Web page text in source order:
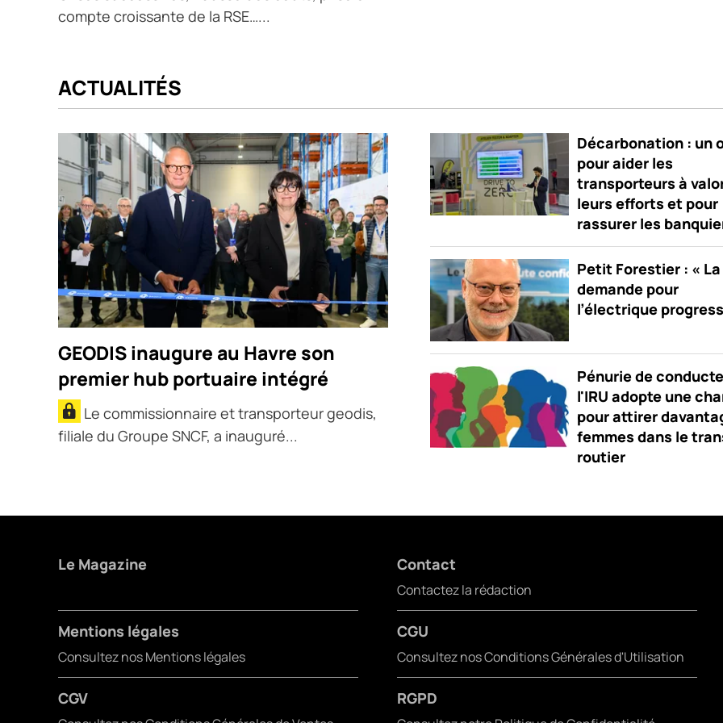
compte croissante de la RSE…...
ACTUALITÉS
GEODIS inaugure au Havre son
premier hub portuaire intégré
Le commissionnaire et transporteur geodis,
filiale du Groupe SNCF, a inauguré...
Décarbonation : un
pour aider les
transporteurs à
leurs efforts et pour
rassurer les
Petit Forestier : « La
demande pour
l’électrique
Pénurie de
l'IRU adopte une
pour attirer
femmes dans le
routier
Le Magazine Contact
Contactez la rédaction
Mentions légales
Consultez nos Mentions légales
CGU
Consultez nos Conditions Générales d'Utilisation
CGV RGPD